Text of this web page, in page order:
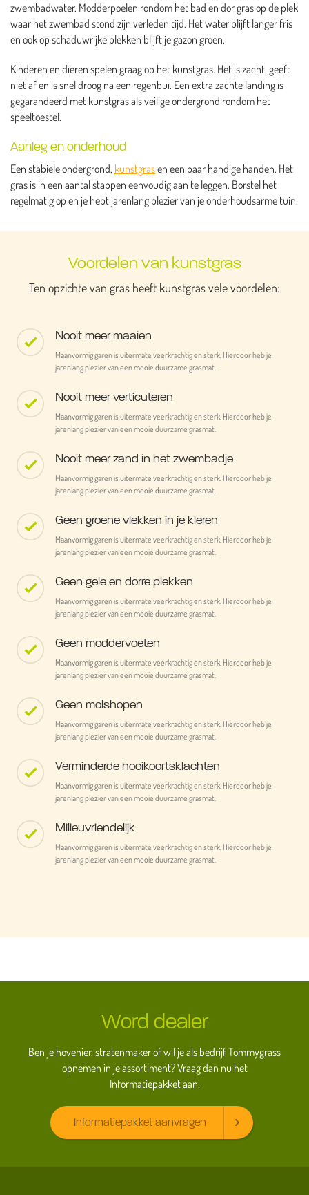
zwembadwater. Modderpoelen rondom het bad en dor gras op de plek
waar het zwembad stond zijn verleden tijd. Het water blijft langer fris
en ook op schaduwrijke plekken blijft je gazon groen.
Kinderen en dieren spelen graag op het kunstgras. Het is zacht, geeft
niet af en is snel droog na een regenbui. Een extra zachte landing is
gegarandeerd met kunstgras als veilige ondergrond rondom het
speeltoestel.
Aanleg en onderhoud
Een stabiele ondergrond, kunstgrasen een paar handige handen. Het
gras is in een aantal stappen eenvoudig aan te leggen. Borstel het
regelmatig op en je hebt jarenlang plezier van je onderhoudsarme tuin.
Voordelen van kunstgras
Ten opzichte van gras heeft kunstgras vele voordelen:
Nooit meer maaien
Maanvormig garen is uitermate veerkrachtig en sterk. Hierdoor heb je
jarenlang plezier van een mooie duurzame grasmat.
Nooit meer verticuteren
Maanvormig garen is uitermate veerkrachtig en sterk. Hierdoor heb je
jarenlang plezier van een mooie duurzame grasmat.
Nooit meer zand in het zwembadje
Maanvormig garen is uitermate veerkrachtig en sterk. Hierdoor heb je
jarenlang plezier van een mooie duurzame grasmat.
Geen groene vlekken in je kleren
Maanvormig garen is uitermate veerkrachtig en sterk. Hierdoor heb je
jarenlang plezier van een mooie duurzame grasmat.
Geen gele en dorre plekken
Maanvormig garen is uitermate veerkrachtig en sterk. Hierdoor heb je
jarenlang plezier van een mooie duurzame grasmat.
Geen moddervoeten
Maanvormig garen is uitermate veerkrachtig en sterk. Hierdoor heb je
jarenlang plezier van een mooie duurzame grasmat.
Geen molshopen
Maanvormig garen is uitermate veerkrachtig en sterk. Hierdoor heb je
jarenlang plezier van een mooie duurzame grasmat.
Verminderde hooikoortsklachten
Maanvormig garen is uitermate veerkrachtig en sterk. Hierdoor heb je
jarenlang plezier van een mooie duurzame grasmat.
Milieuvriendelijk
Maanvormig garen is uitermate veerkrachtig en sterk. Hierdoor heb je
jarenlang plezier van een mooie duurzame grasmat.
Word dealer
Ben je hovenier, stratenmaker of wil je als bedrijf Tommygrass
opnemen in je assortiment? Vraag dan nu het
Informatiepakket aan.
Informatiepakket aanvragen